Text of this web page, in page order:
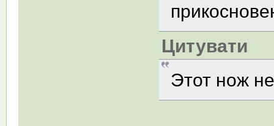
Цитувати
Этот нож